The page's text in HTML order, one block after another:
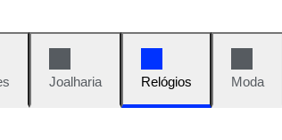
Joalharia Relógios Moda